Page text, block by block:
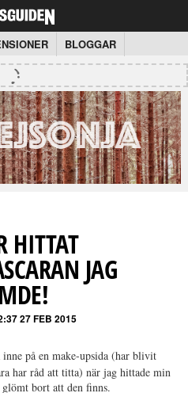
BLOGGAR
HITTAT
JAG
27 FEB 2015
inne på en make-upsida (har blivit
har råd att titta) när jag hittade min
glömt bort att den finns.